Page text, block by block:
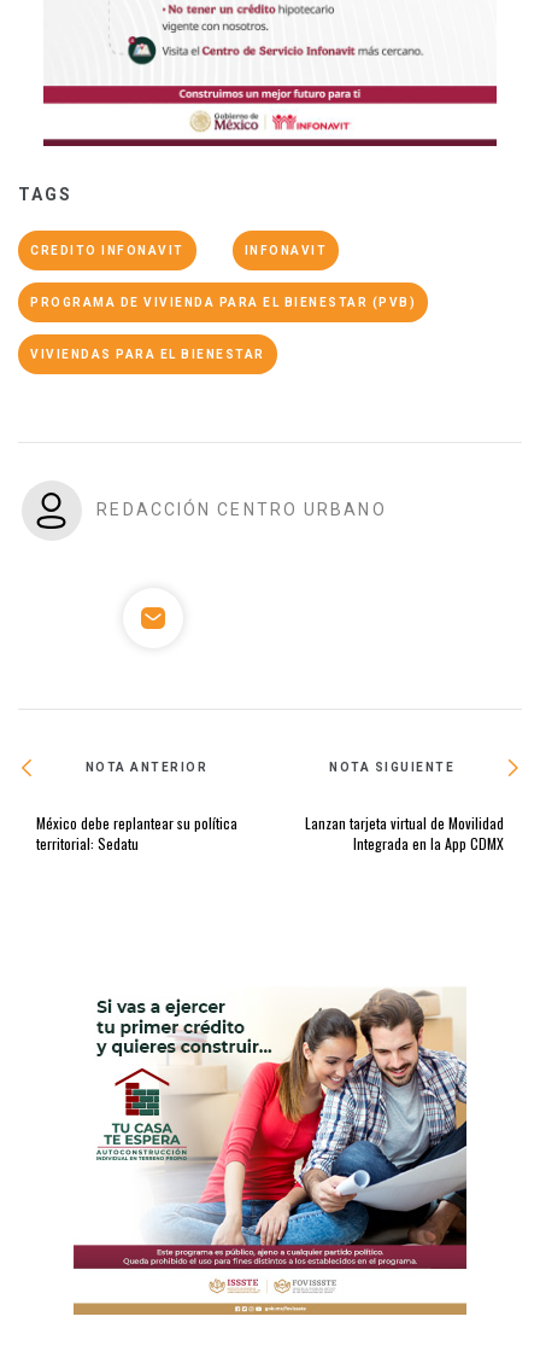
TAGS
CREDITO INFONAVIT INFONAVIT
PROGRAMA DE VIVIENDA PARA EL BIENESTAR (PVB)
VIVIENDAS PARA EL BIENESTAR
REDACCIÓN CENTRO URBANO
NOTA ANTERIOR
México debe replantear su política
territorial: Sedatu
NOTA SIGUIENTE
Lanzan tarjeta virtual de Movilidad
Integrada en la App CDMX